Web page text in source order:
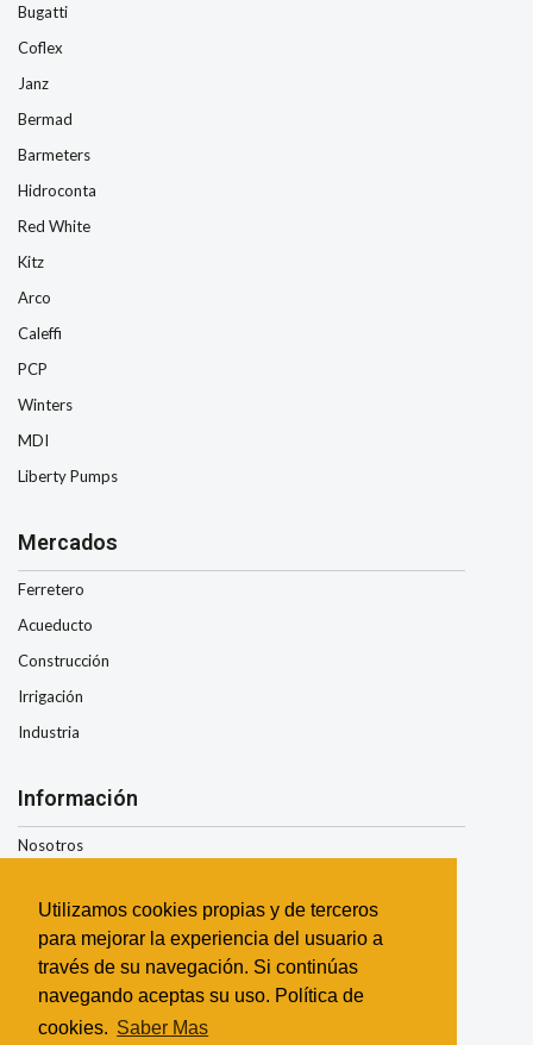
Utilizamos cookies propias y de terceros
para mejorar la experiencia del usuario a
través de su navegación. Si continúas
navegando aceptas su uso. Política de
cookies. Saber Mas
Bugatti
Coflex
Janz
Bermad
Barmeters
Hidroconta
Red White
Kitz
Arco
Caleffi
PCP
Winters
MDI
Liberty Pumps
Mercados
Ferretero
Acueducto
Construcción
Irrigación
Industria
Información
Nosotros
Términos y Condiciones
Garantía
Contacto